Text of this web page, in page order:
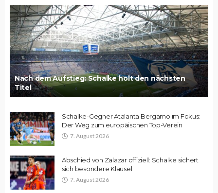
Nach dem Aufstieg: Schalke holt den nächsten
Titel
Schalke-Gegner Atalanta Bergamo im Fokus:
Der Weg zum europäischen Top-Verein
7. August 2026
Abschied von Zalazar offiziell: Schalke sichert
sich besondere Klausel
7. August 2026